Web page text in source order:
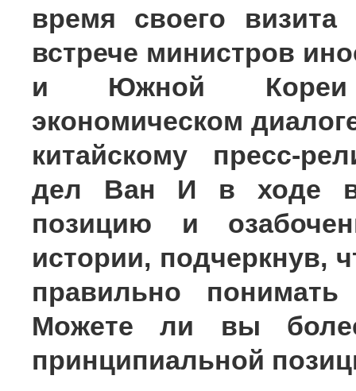
время своего
встрече министров
и Южной Кореи
экономическом
китайскому пресс-
дел Ван И в ходе
позицию и
истории, подчеркнув,
правильно
Можете ли вы
принципиальной